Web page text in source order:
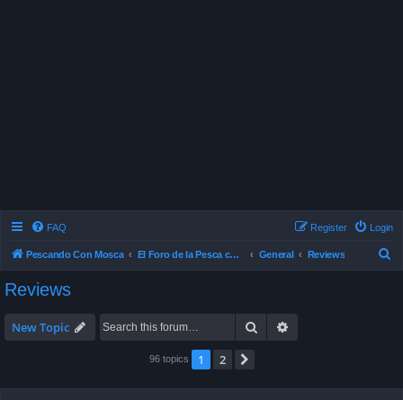
FAQ Login
Register
Pescando Con Mosca El Foro de la Pesca con Mosca en Chile General Reviews
Reviews
New Topic Search
96 topics 1 2